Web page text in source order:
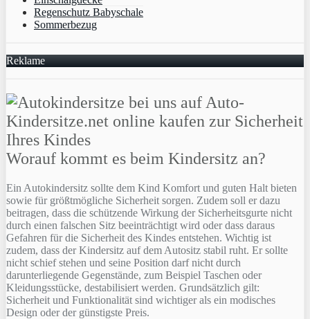
Regenschutz Babyschale
Sommerbezug
Reklame
Worauf kommt es beim Kindersitz an?
Ein Autokindersitz sollte dem Kind Komfort und guten Halt bieten
sowie für größtmögliche Sicherheit sorgen. Zudem soll er dazu
beitragen, dass die schützende Wirkung der Sicherheitsgurte nicht
durch einen falschen Sitz beeinträchtigt wird oder dass daraus
Gefahren für die Sicherheit des Kindes entstehen. Wichtig ist
zudem, dass der Kindersitz auf dem Autositz stabil ruht. Er sollte
nicht schief stehen und seine Position darf nicht durch
darunterliegende Gegenstände, zum Beispiel Taschen oder
Kleidungsstücke, destabilisiert werden. Grundsätzlich gilt:
Sicherheit und Funktionalität sind wichtiger als ein modisches
Design oder der günstigste Preis.